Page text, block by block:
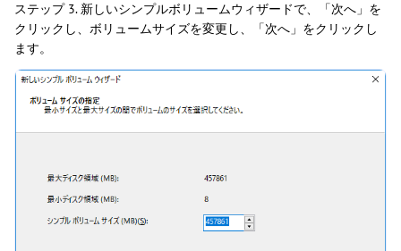
ステップ 3. 新しいシンプルボリュームウィザードで、「次へ」を
クリックし、ボリュームサイズを変更し、「次へ」をクリックし
ます。